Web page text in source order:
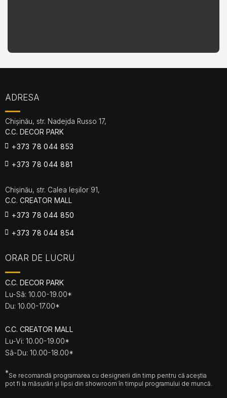
ADRESA
Chișinău, str. Nadejda Russo 17,
C.C. DECOR PARK
+373 78 044 853
+373 78 044 881
Chișinău, str. Calea Ieșilor 91,
C.C. CREATOR MALL
+373 78 044 850
+373 78 044 854
ORAR DE LUCRU
C.C. DECOR PARK
Lu-Sâ: 10.00-19.00*
Du: 10.00-17.00*
C.C. CREATOR MALL
Lu-Vi: 10.00-19.00*
Sâ-Du: 10.00-18.00*
*Se recomandă programarea cu designerii din timp pentru că aceștia
pot fi la măsurări și lipsi din showroom în timpul programului de muncă.